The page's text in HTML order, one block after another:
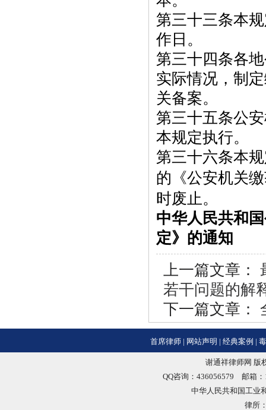
第三十三条本
作日。
第三十四条各
实际情况，制
关备案。
第三十五条公
本规定执行。
第三十六条本
的《公安机关
时废止。
中华人民共和
定》的通知
上一篇文章：
若干问题的解
下一篇文章：
首席律师 | 网站声明 | 经典案例 |
谢通祥律师网 版
QQ咨询：436056579 邮箱：
中华人民共和国工业
律所